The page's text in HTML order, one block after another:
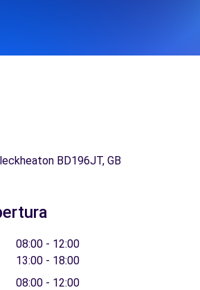
BD196JT, GB
08:00 - 12:00
13:00 - 18:00
08:00 - 12:00